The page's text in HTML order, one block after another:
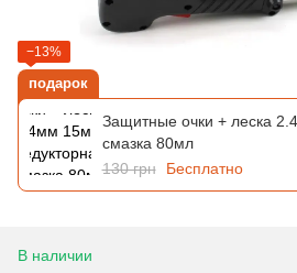
−13%
подарок
Защитные очки + леска
смазка 80мл
130 грн
Бесплатно
В наличии